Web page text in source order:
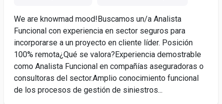
We are knowmad mood!Buscamos un/a Analista
Funcional con experiencia en sector seguros para
incorporarse a un proyecto en cliente líder. Posición
100% remota¿Qué se valora?Experiencia demostrable
como Analista Funcional en compañías aseguradoras o
consultoras del sector.Amplio conocimiento funcional
de los procesos de gestión de siniestros...